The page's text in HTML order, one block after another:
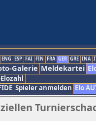
ENG ESP FAI FIN FRA GER GRE INA
Galerie Meldekartei
Spieler anmelden Elo